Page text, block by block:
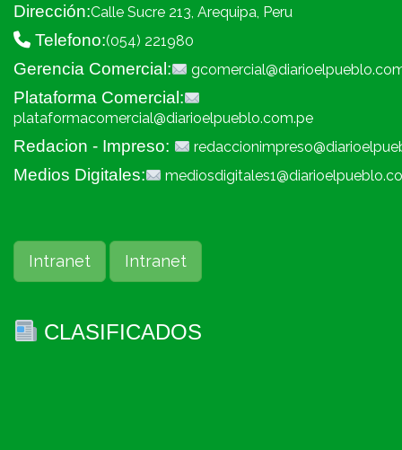
Dirección:Calle Sucre 213, Arequipa, Peru
Telefono:(054) 221980
Gerencia Comercial:
Plataforma Comercial:
plataformacomercial@diarioelpueblo.com.pe
Redacion - Impreso:
Medios Digitales:
Intranet Intranet
CLASIFICADOS